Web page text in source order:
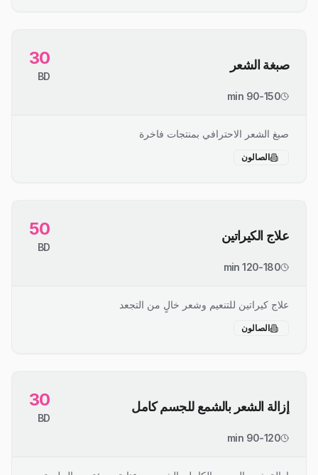
صبغة الشعر 30
BD
90-150 min
صبغ الشعر الاحترافي بمنتجات فاخرة
الصالون
علاج الكيراتين 50
BD
120-180 min
علاج كيراتين للتنعيم وشعر خالٍ من التجعد
الصالون
إزالة الشعر بالشمع للجسم كامل 30
BD
90-120 min